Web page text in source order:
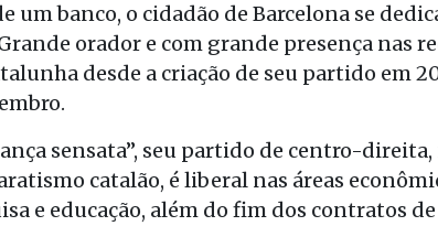
um banco, o cidadão de Barcelona se
orador e com grande presença nas
desde a criação de seu partido em
sensata”, seu partido de centro-
catalão, é liberal nas áreas
e educação, além do fim dos contratos